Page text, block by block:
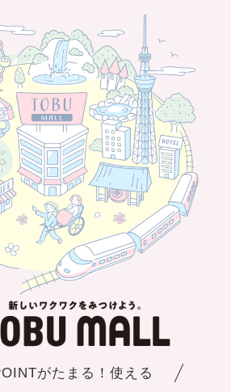
がたまる！使える